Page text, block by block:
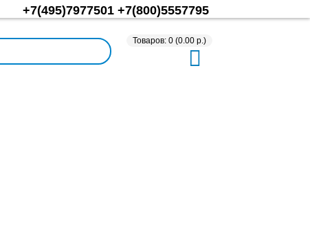
+7(495)7977501 +7(800)5557795
Товаров: 0 (0.00 р.)